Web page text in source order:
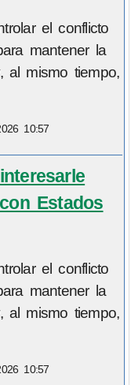
el conflicto
mantener la
al mismo tiempo,
10:57
Estados
el conflicto
mantener la
al mismo tiempo,
10:57